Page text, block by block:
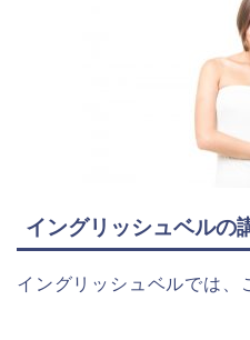
イングリッシュベルの
イングリッシュベルでは、